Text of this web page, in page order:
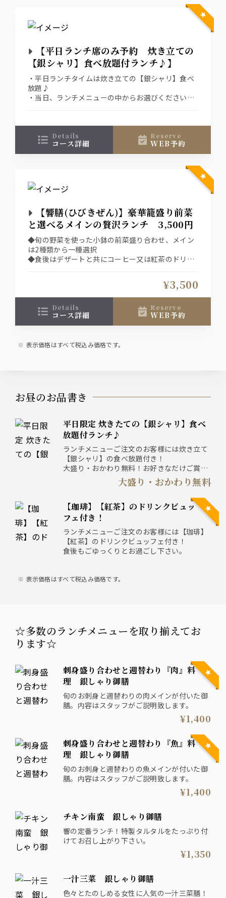
【平日ランチ席のみ予約 炊き立ての
【銀シャリ】食べ放題付ランチ♪】
・平日ランチタイムは炊き立ての【銀シャリ】食べ
放題♪
・当日、ランチメニューの中からお選びください。
・営業時間は月～金(平日)11：30～14：30(14:00ラ
ストオーダー）土日祝 ランチ休業
details
コース詳細
reserve
WEB予約
【響膳(ひびきぜん)】豪華籠盛り前菜
と選べるメインの贅沢ランチ 3,500円
◆旬の野菜を使った小鉢の前菜盛り合わせ、メイン
は2種類から一種選択
◆食後はデザートと共にコーヒー又は紅茶のドリン
¥3,500
details
コース詳細
reserve
WEB予約
表示価格はすべて税込み価格です。
お昼のお品書き
平日限定 炊きたての【銀シャリ】食べ
放題付ランチ♪
ランチメニューご注文のお客様には炊き立て
【銀シャリ】の食べ放題付き！
大盛り・おかわり無料！お好きなだけご賞味
大盛り・おかわり無料
【珈琲】【紅茶】のドリンクビュッ
フェ付き！
ランチメニューご注文のお客様には【珈琲】
【紅茶】のドリンクビュッフェ付き！
食後もごゆっくりとお過ごし下さい。
表示価格はすべて税込み価格です。
☆多数のランチメニューを取り揃えてお
ります☆
刺身盛り合わせと週替わり『肉』料
理 銀しゃり御膳
旬のお刺身と週替わりの肉メインが付いた御
膳。内容はスタッフがご説明致します。
¥1,400
刺身盛り合わせと週替わり『魚』料
理 銀しゃり御膳
旬のお刺身と週替わりの魚メインが付いた御
膳。内容はスタッフがご説明致します。
¥1,400
チキン南蛮 銀しゃり御膳
響の定番ランチ！特製タルタルをたっぷり付
けてお召し上がり下さい。
¥1,350
一汁三菜 銀しゃり御膳
色々とたのしめる女性に人気の一汁三菜膳！